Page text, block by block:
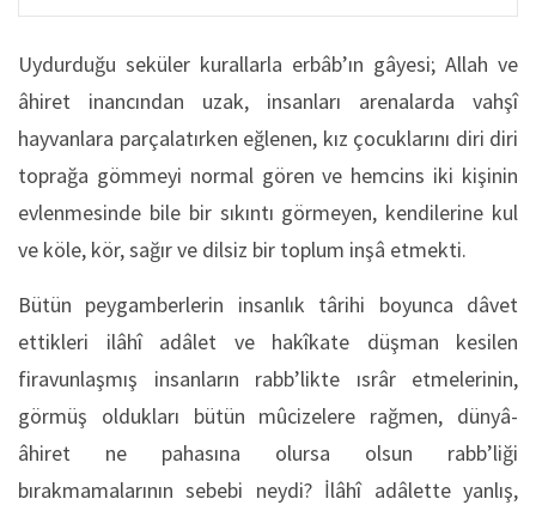
Uydurduğu seküler kurallarla erbâb’ın gâyesi; Allah ve
âhiret inancından uzak, insanları arenalarda vahşî
hayvanlara parçalatırken eğlenen, kız çocuklarını diri diri
toprağa gömmeyi normal gören ve hemcins iki kişinin
evlenmesinde bile bir sıkıntı görmeyen, kendilerine kul
ve köle, kör, sağır ve dilsiz bir toplum inşâ etmekti.
Bütün peygamberlerin insanlık târihi boyunca dâvet
ettikleri ilâhî adâlet ve hakîkate düşman kesilen
firavunlaşmış insanların rabb’likte ısrâr etmelerinin,
görmüş oldukları bütün mûcizelere rağmen, dünyâ-
âhiret ne pahasına olursa olsun rabb’liği
bırakmamalarının sebebi neydi? İlâhî adâlette yanlış,